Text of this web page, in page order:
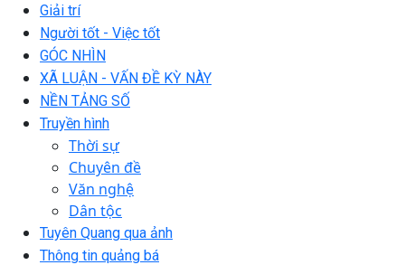
Giải trí
Người tốt - Việc tốt
GÓC NHÌN
XÃ LUẬN - VẤN ĐỀ KỲ NÀY
NỀN TẢNG SỐ
Truyền hình
Thời sự
Chuyên đề
Văn nghệ
Dân tộc
Tuyên Quang qua ảnh
Thông tin quảng bá